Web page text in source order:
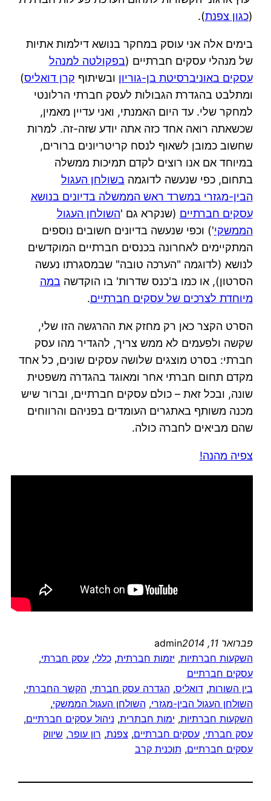
(כגון צפנת).
בימים אלה אני עוסק במחקר בנושא דילמות אתיות
של מנהלי עסקים חברתיים (בפקולטה למנהל
עסקים באוניברסיטת בן-גוריון ובשיתוף קרן דואליס)
ומתלבט בהגדרת הגבולות לעסק חברתי הרלונטי
למחקר שלי. עד היום האמנתי, ואני עדיין מאמין,
שכשאתה רואה אחד כזה אתה יודע שזה-זה. למרות
שחשוב כמובן לשאוף לנסח קריטריונים ברורים,
במיוחד אם אנו רוצים לקדם תמיכות ממשלה
בתחום, כפי שנעשה לדוגמה בשולחן העגול
הבין-מגזרי במשרד ראש הממשלה בדיונים בנושא
עסקים חברתיים (שנקרא גם 'השולחן העגול
הממשקי') וכפי שנעשה בדיונים חשובים נוספים
המתקיימים לאחרונה בכנסים חברתיים המוקדשים
לנושא (לדוגמה "הערכה טובה" שבמסגרתו נעשה
הסרטון), או כמו ב'כנס שדרות' בו הוקדשה במה
מיוחדת לצרכים של עסקים חברתיים.
הסרט הקצר כאן רק מחזק את ההרגשה הזו שלי,
שקשה ולפעמים לא ממש צריך, להגדיר מהו עסק
חברתי: בסרט מוצגים שלושה עסקים שונים, כל אחד
מקדם תחום חברתי אחר ומאוגד בהגדרה משפטית
שונה, ובכל זאת – כולם עסקים חברתיים, וברור שיש
מכנה משותף באתגרים העומדים בפניהם והרווחים
שהם מביאים לחברה כולה.
צפיה מהנה!
פברואר 11, 2014
admin
השקעות חברתיות, יזמות חברתית, כללי, עסק חברתי,
עסקים חברתיים
בין השורות, דואליס, הגדרה עסק חברתי, הקשר החברתי,
השולחן העגול הבין-מגזרי, השולחן העגול הממשקי,
השקעות חברתיות, ימות חבתרית, ניהול עסקים חברתיים,
עסק חברתי, עסקים חברתיים, צפנת, רון עופר, שיווק
עסקים חברתיים, תוכנית קרב